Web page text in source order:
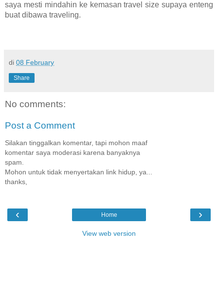
saya mesti mindahin ke kemasan travel size supaya enteng
buat dibawa traveling.
di 08 February
Share
No comments:
Post a Comment
Silakan tinggalkan komentar, tapi mohon maaf
komentar saya moderasi karena banyaknya
spam.
Mohon untuk tidak menyertakan link hidup, ya...
thanks,
‹ ›
Home
View web version